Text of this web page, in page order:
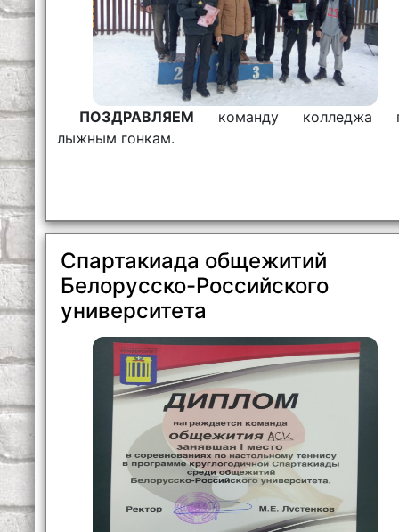
ПОЗДРАВЛЯЕМ команду колледжа
лыжным гонкам.
Спартакиада общежитий
Белорусско-Российского
университета